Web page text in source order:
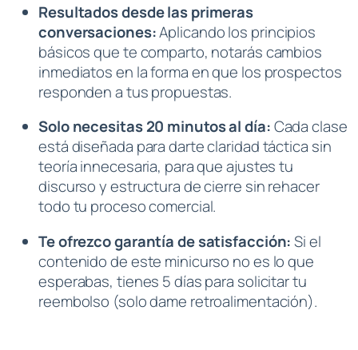
Resultados desde las primeras
conversaciones:Aplicando los principios
básicos que te comparto, notarás cambios
inmediatos en la forma en que los prospectos
responden a tus propuestas.
Solo necesitas 20 minutos al día:Cada clase
está diseñada para darte claridad táctica sin
teoría innecesaria, para que ajustes tu
discurso y estructura de cierre sin rehacer
todo tu proceso comercial.
Te ofrezco garantía de satisfacción:Si el
contenido de este minicurso no es lo que
esperabas, tienes 5 días para solicitar tu
reembolso (solo dame retroalimentación).